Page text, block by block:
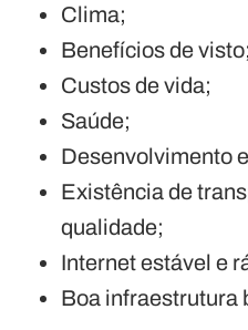
Clima;
Benefícios de visto;
Custos de vida;
Saúde;
Desenvolvimento
Existência de
qualidade;
Internet estável e
Boa infraestrutura